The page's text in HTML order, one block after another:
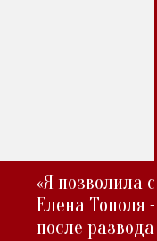
«Я позволила
Елена Тополя
после развода